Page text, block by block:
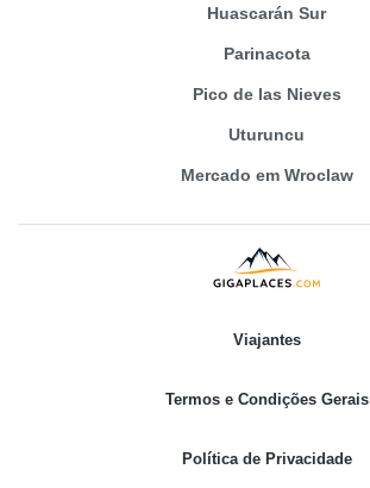
Huascarán Sur
Parinacota
Pico de las Nieves
Uturuncu
Mercado em Wroclaw
Viajantes
Termos e Condições Gerais
Política de Privacidade